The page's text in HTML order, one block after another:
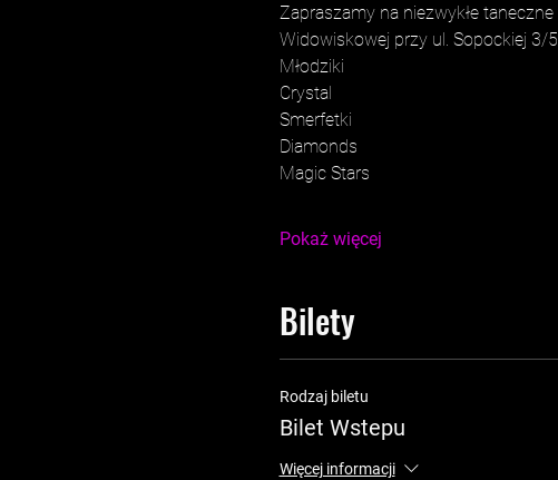
Zapraszamy na niezwykłe
Widowiskowej przy ul. Sopockiej 3/
Młodziki
Crystal
Smerfetki
Diamonds
Magic Stars
Pokaż więcej
Bilety
Rodzaj biletu
Bilet Wstepu
Więcej informacji